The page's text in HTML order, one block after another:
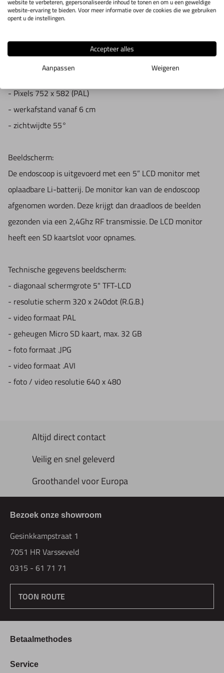
- foto formaat.JPG
- video formaat .AVI
- foto / video resolutie640 x 480
Technische gegevens sonde:
- lengte sonde:300mm
- Pixels752 x 582 (PAL)
- werkafstandvanaf 6 cm
- zichtwijdte 55°
Beeldscherm:
De endoscoop is uitgevoerd met een 5” LCD monitor met
oplaadbare Li-batterij. De monitor kan van de endoscoop
afgenomen worden. Deze krijgt dan draadloos de beelden
gezonden via een 2,4Ghz RF transmissie. De LCD monitor
heeft een SD kaartslot voor opnames.
Technische gegevens beeldscherm:
- diagonaal schermgrote 5" TFT-LCD
- resolutie scherm 320 x 240dot (R.G.B.)
- video formaat PAL
- geheugen Micro SD kaart, max. 32 GB
- foto formaat .JPG
- video formaat .AVI
- foto / video resolutie640 x 480
Altijd direct contact
Veilig en snel geleverd
Groothandel voor Europa
Bezoek onze showroom
Gesinkkampstraat 1
7051 HR Varsseveld
0315 - 61 71 71
TOON ROUTE
Betaalmethodes
Bestellen & Betalen
Service
website te verbeteren, gepersonaliseerde inhoud te tonen en om u een geweldige
website-ervaring te bieden. Voor meer informatie over de cookies die we gebruiken
opent u de instellingen.
Accepteer alles
Aanpassen
Weigeren